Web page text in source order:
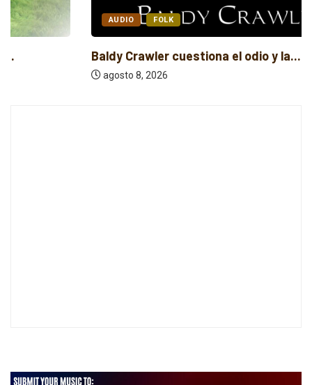
AUDIO
Baldy Crawler cuestiona el odio y la...